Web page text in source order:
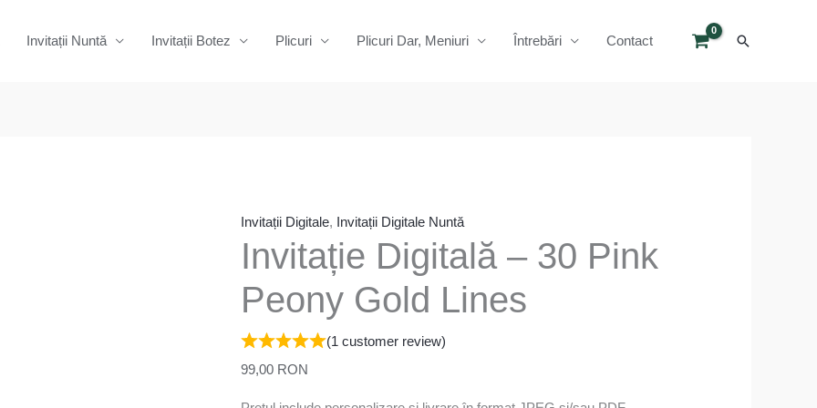
Invitații Nuntă Invitații Botez Plicuri Plicuri Dar, Meniuri Întrebări Contact Search
Invitații Digitale, Invitații Digitale Nuntă
Invitație Digitală – 30 Pink
Peony Gold Lines
(1 customer review)
99,00 RON
-
30
Pink
Peony
Lines